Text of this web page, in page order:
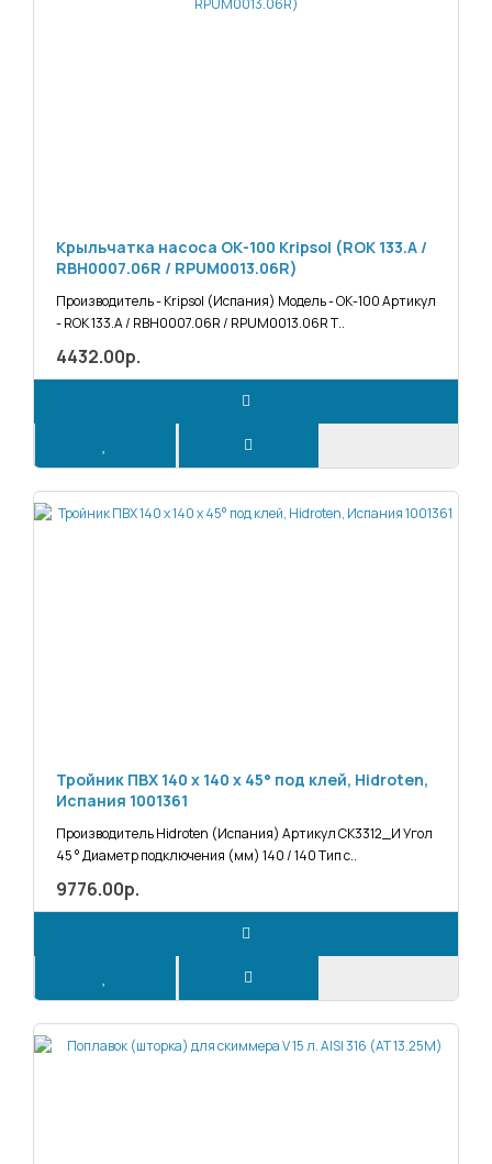
Крыльчатка насоса ОК-100 Kripsol (RОK 133.A /
RBH0007.06R / RPUM0013.06R)
Производитель - Kripsol (Испания) Модель - ОК-100 Артикул
- RОK 133.A / RBH0007.06R / RPUM0013.06R Т..
4432.00р.
Тройник ПВХ 140 х 140 х 45° под клей, Hidroten,
Испания 1001361
Производитель Hidroten (Испания) Артикул СК3312_И Угол
45 ° Диаметр подключения (мм) 140 / 140 Тип с..
9776.00р.